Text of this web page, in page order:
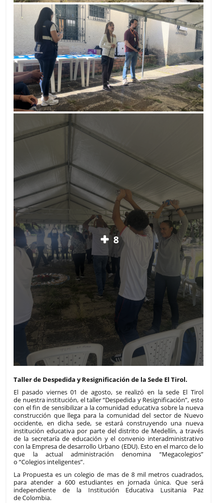
8
Taller de Despedida y Resignificación de la Sede El Tirol.
El pasado viernes 01 de agosto, se realizó en la sede El Tirol
de nuestra institución, el taller “Despedida y Resignificación”, esto
con el fin de sensibilizar a la comunidad educativa sobre la nueva
construcción que llega para la comunidad del sector de Nuevo
occidente, en dicha sede, se estará construyendo una nueva
institución educativa por parte del distrito de Medellín, a través
de la secretaría de educación y el convenio interadministrativo
con la Empresa de desarrollo Urbano (EDU). Esto en el marco de lo
que la actual administración denomina “Megacolegios”
o “Colegios inteligentes”.
La Propuesta es un colegio de mas de 8 mil metros cuadrados,
para atender a 600 estudiantes en jornada única. Que será
independiente de la Institución Educativa Lusitania Paz
de Colombia.